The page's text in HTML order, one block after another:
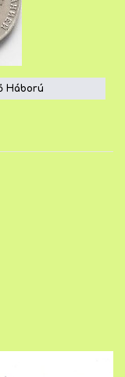
Háború